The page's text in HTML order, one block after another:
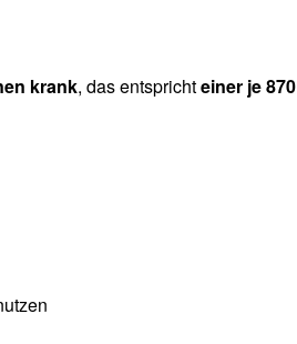
krank, das entsprichteiner je 870